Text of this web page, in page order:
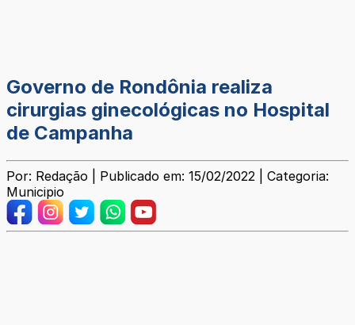
Governo de Rondônia realiza
cirurgias ginecológicas no Hospital
de Campanha
Por: Redação | Publicado em: 15/02/2022 | Categoria:
Municipio